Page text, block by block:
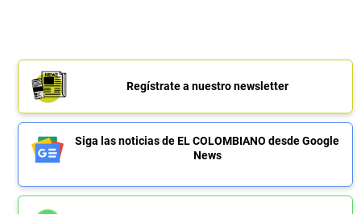
Regístrate a nuestro newsletter
Siga las noticias de EL COLOMBIANO desde Google
News